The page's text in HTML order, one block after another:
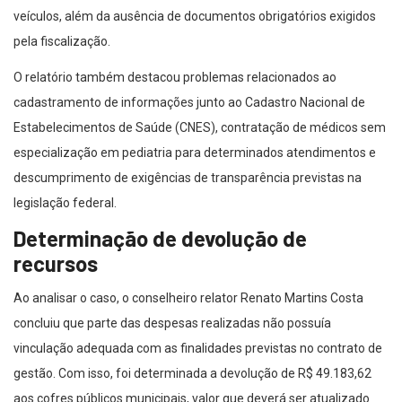
veículos, além da ausência de documentos obrigatórios exigidos
pela fiscalização.
O relatório também destacou problemas relacionados ao
cadastramento de informações junto ao Cadastro Nacional de
Estabelecimentos de Saúde (CNES), contratação de médicos sem
especialização em pediatria para determinados atendimentos e
descumprimento de exigências de transparência previstas na
legislação federal.
Determinação de devolução de
recursos
Ao analisar o caso, o conselheiro relator Renato Martins Costa
concluiu que parte das despesas realizadas não possuía
vinculação adequada com as finalidades previstas no contrato de
gestão. Com isso, foi determinada a devolução de R$ 49.183,62
aos cofres públicos municipais, valor que deverá ser atualizado